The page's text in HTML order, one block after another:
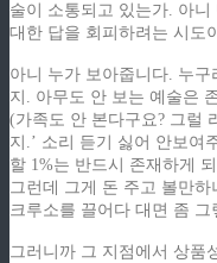
술이 소통되고 있는가. 아니
대한 답을 회피하려는 시도
아니 누가 보아줍니다. 누
지. 아무도 안 보는 예술은
(가족도 안 본다구요? 그럴
지.’ 소리 듣기 싫어 안보여
할 1%는 반드시 존재하게
그런데 그게 돈 주고 볼만
크루소를 끌어다 대면 좀 그
그러니까 그 지점에서 상품